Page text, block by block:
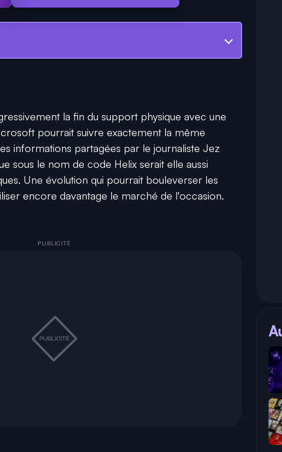
la fin du support physique avec une
pourrait suivre exactement la même
informations partagées par le journaliste Jez
sous le nom de code Helix serait elle aussi
Une évolution qui pourrait bouleverser les
encore davantage le marché de l'occasion.